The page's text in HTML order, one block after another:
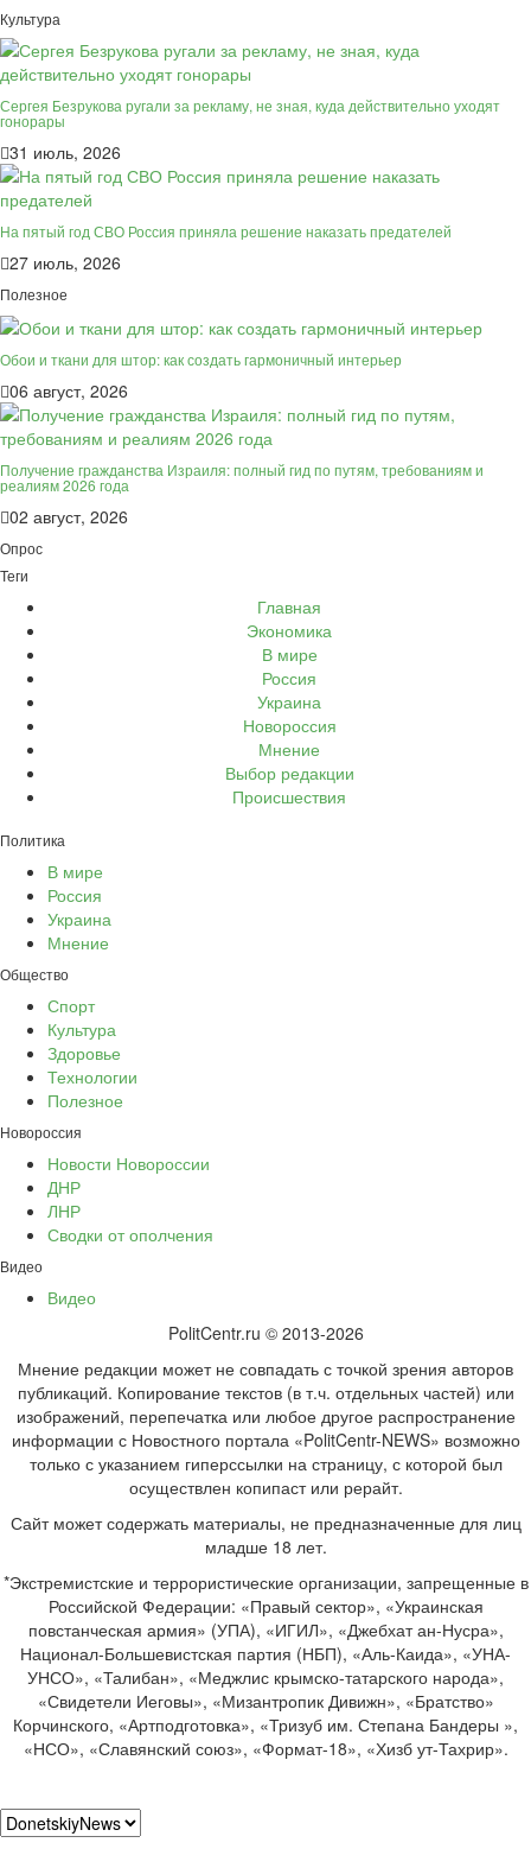
Культура
Сергея Безрукова ругали за рекламу, не зная, куда действительно уходят
гонорары
31 июль, 2026
На пятый год СВО Россия приняла решение наказать предателей
27 июль, 2026
Полезное
Обои и ткани для штор: как создать гармоничный интерьер
06 август, 2026
Получение гражданства Израиля: полный гид по путям, требованиям и
реалиям 2026 года
02 август, 2026
Опрос
Теги
Главная
Экономика
В мире
Россия
Украина
Новороссия
Мнение
Выбор редакции
Происшествия
Политика
В мире
Россия
Украина
Мнение
Общество
Спорт
Культура
Здоровье
Технологии
Полезное
Новороссия
Новости Новороссии
ДНР
ЛНР
Сводки от ополчения
Видео
Видео
PolitCentr.ru © 2013-2026
Мнение редакции может не совпадать с точкой зрения авторов
публикаций. Копирование текстов (в т.ч. отдельных частей) или
изображений, перепечатка или любое другое распространение
информации с Новостного портала «PolitCentr-NEWS» возможно
только с указанием гиперссылки на страницу, с которой был
осуществлен копипаст или рерайт.
Сайт может содержать материалы, не предназначенные для лиц
младше 18 лет.
*Экстремистские и террористические организации, запрещенные в
Российской Федерации: «Правый сектор», «Украинская
повстанческая армия» (УПА), «ИГИЛ», «Джебхат ан-Нусра»,
Национал-Большевистская партия (НБП), «Аль-Каида», «УНА-
УНСО», «Талибан», «Меджлис крымско-татарского народа»,
«Свидетели Иеговы», «Мизантропик Дивижн», «Братство»
Корчинского, «Артподготовка», «Тризуб им. Степана Бандеры »,
«НСО», «Славянский союз», «Формат-18», «Хизб ут-Тахрир».